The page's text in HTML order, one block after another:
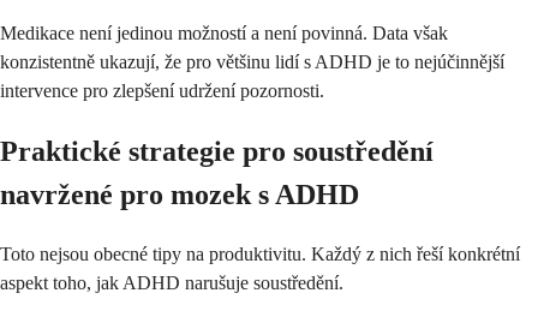
Medikace není jedinou možností a není povinná. Data však
konzistentně ukazují, že pro většinu lidí s ADHD je to nejúčinnější
intervence pro zlepšení udržení pozornosti.
Praktické strategie pro soustředění
navržené pro mozek s ADHD
Toto nejsou obecné tipy na produktivitu. Každý z nich řeší konkrétní
aspekt toho, jak ADHD narušuje soustředění.